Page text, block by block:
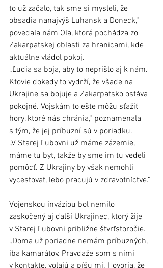
to už začalo, tak sme si mysleli, že
obsadia nanajvýš Luhansk a Doneck,“
povedala nám Oľa, ktorá pochádza zo
Zakarpatskej oblasti za hranicami, kde
aktuálne vládol pokoj.
„Ľudia sa boja, aby to neprišlo aj k nám.
Ktovie dokedy to vydrží, že všade na
Ukrajine sa bojuje a Zakarpatsko ostáva
pokojné. Vojskám to ešte môžu sťažiť
hory, ktoré nás chránia,“ poznamenala
s tým, že jej príbuzní sú v poriadku.
„V Starej Ľubovni už máme zázemie,
máme tu byt, takže by sme im tu vedeli
pomôcť. Z Ukrajiny by však nemohli
vycestovať, lebo pracujú v zdravotníctve.“
Vojenskou inváziou bol nemilo
zaskočený aj ďalší Ukrajinec, ktorý žije
v Starej Ľubovni približne štvrťstoročie.
„Doma už poriadne nemám príbuzných,
iba kamarátov. Pravdaže som s nimi